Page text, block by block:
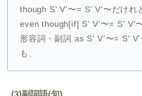
though S’ V’〜= S’ V’〜だけれ
even though[if] S’ V’〜= S’ V’
形容詞・副詞 as S’ V’〜= S’
も、